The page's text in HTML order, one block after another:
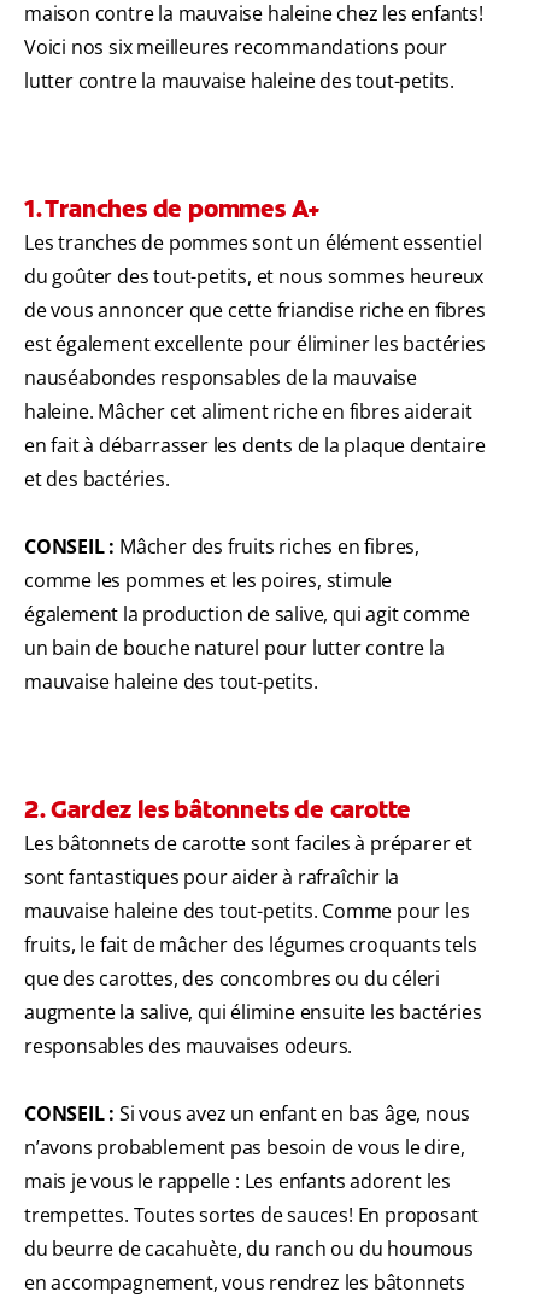
maison contre la mauvaise haleine chez les enfants!
Voici nos six meilleures recommandations pour
lutter contre la mauvaise haleine des tout-petits.
1. Tranches de pommes A+
Les tranches de pommes sont un élément essentiel
du goûter des tout-petits, et nous sommes heureux
de vous annoncer que cette friandise riche en fibres
est également excellente pour éliminer les bactéries
nauséabondes responsables de la mauvaise
haleine. Mâcher cet aliment riche en fibres aiderait
en fait à débarrasser les dents de la plaque dentaire
et des bactéries.
CONSEIL : Mâcher des fruits riches en fibres,
comme les pommes et les poires, stimule
également la production de salive, qui agit comme
un bain de bouche naturel pour lutter contre la
mauvaise haleine des tout-petits.
2. Gardez les bâtonnets de carotte
Les bâtonnets de carotte sont faciles à préparer et
sont fantastiques pour aider à rafraîchir la
mauvaise haleine des tout-petits. Comme pour les
fruits, le fait de mâcher des légumes croquants tels
que des carottes, des concombres ou du céleri
augmente la salive, qui élimine ensuite les bactéries
responsables des mauvaises odeurs.
CONSEIL : Si vous avez un enfant en bas âge, nous
n’avons probablement pas besoin de vous le dire,
mais je vous le rappelle : Les enfants adorent les
trempettes. Toutes sortes de sauces! En proposant
du beurre de cacahuète, du ranch ou du houmous
en accompagnement, vous rendrez les bâtonnets